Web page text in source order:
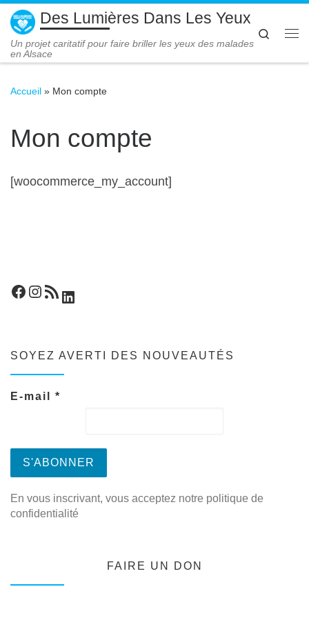
Passer au contenu
Des Lumières Dans Les Yeux
Un projet caritatif pour faire briller les yeux des malades
en Alsace
Search
Accueil » Mon compte
Mon compte
[woocommerce_my_account]
Facebook
Instagram
Flux RSS
LinkedIn
SOYEZ AVERTI DES NOUVEAUTÉS
E-mail *
En vous inscrivant, vous acceptez notre politique de
confidentialité
FAIRE UN DON